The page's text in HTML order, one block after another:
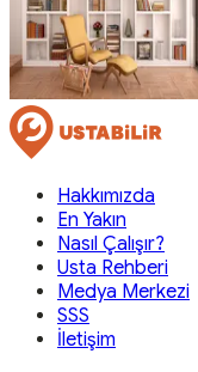
Hakkımızda
En Yakın
Nasıl Çalışır?
Usta Rehberi
Medya Merkezi
SSS
İletişim